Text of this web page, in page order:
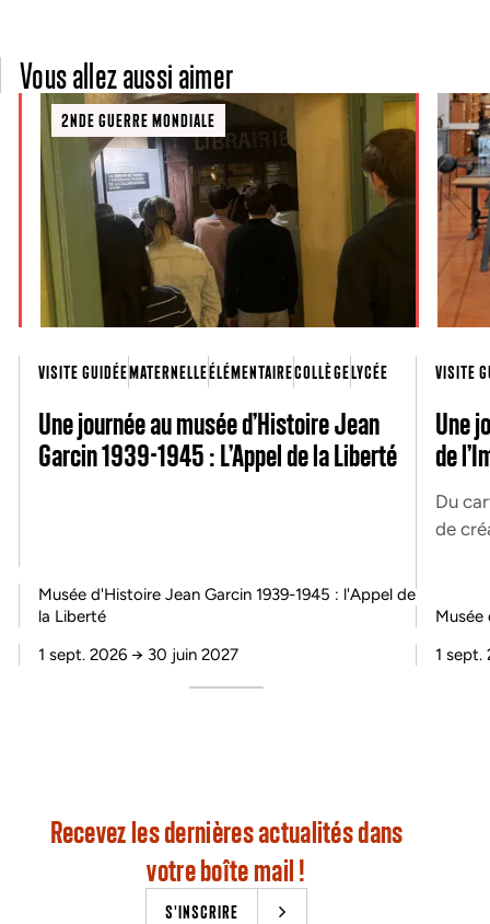
Vous allez aussi aimer
2NDE GUERRE MONDIALE
VISITE GUIDÉEMATERNELLEÉLÉMENTAIRECOLLÈGELYCÉE
Une journée au musée d’Histoire Jean
Garcin 1939-1945 : L’Appel de la Liberté
Musée d'Histoire Jean Garcin 1939-1945 : l'Appel de
la Liberté
1 sept. 2026→ 30 juin 2027
VISITE
Une
de
Du
de
Musée
1 sept.
Recevez les dernières actualités dans
votre boîte mail !
S'INSCRIRE